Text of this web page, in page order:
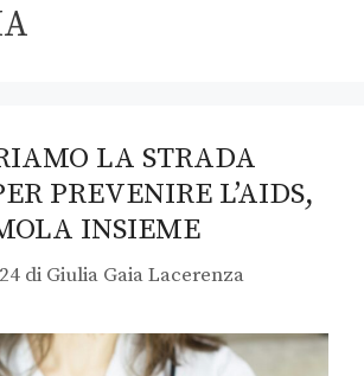
LA STRADA
PREVENIRE L’AIDS,
INSIEME
di Giulia Gaia Lacerenza